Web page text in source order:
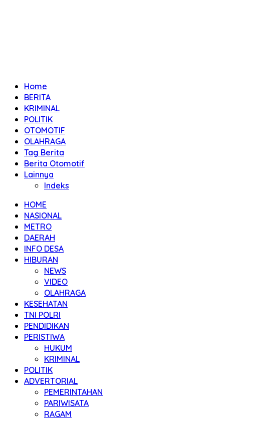
Home
BERITA
KRIMINAL
POLITIK
OTOMOTIF
OLAHRAGA
Tag Berita
Berita Otomotif
Lainnya
Indeks
HOME
NASIONAL
METRO
DAERAH
INFO DESA
HIBURAN
NEWS
VIDEO
OLAHRAGA
KESEHATAN
TNI POLRI
PENDIDIKAN
PERISTIWA
HUKUM
KRIMINAL
POLITIK
ADVERTORIAL
PEMERINTAHAN
PARIWISATA
RAGAM